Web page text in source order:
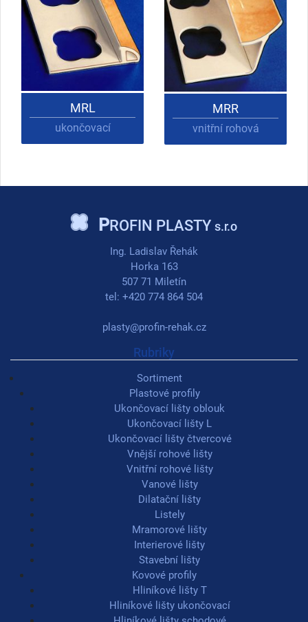
MRL
ukončovací
MRR
vnitřní rohová
PROFIN PLASTY s.r.o
Ing. Ladislav Řehák
Horka 163
507 71 Miletín
tel: +420 774 864 504
plasty@profin-rehak.cz
Rubriky
Sortiment
Plastové profily
Ukončovací lišty oblouk
Ukončovací lišty L
Ukončovací lišty čtvercové
Vnější rohové lišty
Vnitřní rohové lišty
Vanové lišty
Dilatační lišty
Listely
Mramorové lišty
Interierové lišty
Stavební lišty
Kovové profily
Hliníkové lišty T
Hliníkové lišty ukončovací